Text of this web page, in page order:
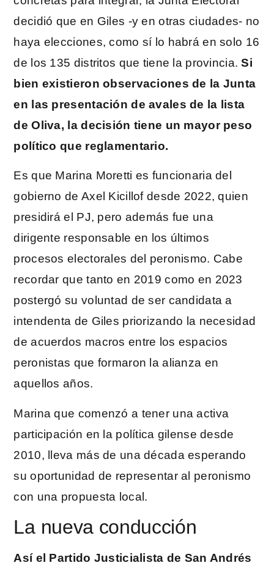
decidió que en Giles -y en otras ciudades- no
haya elecciones, como sí lo habrá en solo 16
de los 135 distritos que tiene la provincia.Si
bien existieron observaciones de la Junta
en las presentación de avales de la lista
de Oliva, la decisión tiene un mayor peso
político que reglamentario.
Es que Marina Moretti es funcionaria del
gobierno de Axel Kicillof desde 2022, quien
presidirá el PJ, pero además fue una
dirigente responsable en los últimos
procesos electorales del peronismo. Cabe
recordar que tanto en 2019 como en 2023
postergó su voluntad de ser candidata a
intendenta de Giles priorizando la necesidad
de acuerdos macros entre los espacios
peronistas que formaron la alianza en
aquellos años.
Marina que comenzó a tener una activa
participación en la política gilense desde
2010, lleva más de una década esperando
su oportunidad de representar al peronismo
con una propuesta local.
La nueva conducción
Así el Partido Justicialista de San Andrés